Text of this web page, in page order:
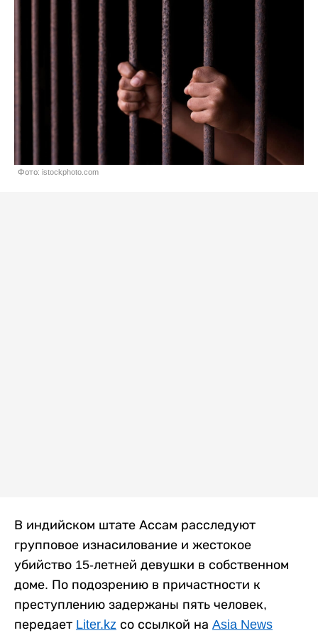
Фото: istockphoto.com
В индийском штате Ассам расследуют
групповое изнасилование и жестокое
убийство 15-летней девушки в собственном
доме. По подозрению в причастности к
преступлению задержаны пять человек,
передает Liter.kz со ссылкой на Asia News